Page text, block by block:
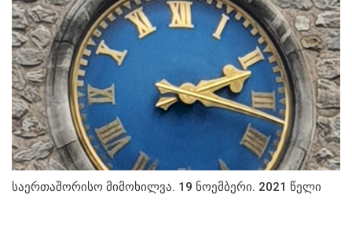
საერთაშორისო მიმოხილვა. 19 ნოემბერი. 2021 წელი